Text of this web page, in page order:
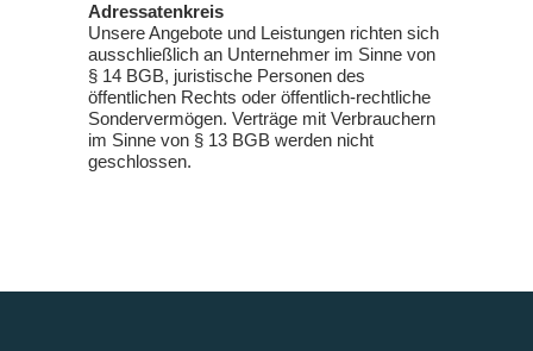
Adressatenkreis
Unsere Angebote und Leistungen richten sich
ausschließlich an Unternehmer im Sinne von
§ 14 BGB, juristische Personen des
öffentlichen Rechts oder öffentlich-rechtliche
Sondervermögen. Verträge mit Verbrauchern
im Sinne von § 13 BGB werden nicht
geschlossen.